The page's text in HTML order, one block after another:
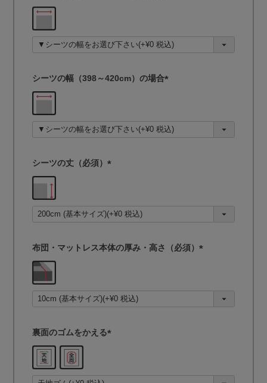
須
)
シーツの幅（398～420cm）の場合
須
)
シーツの丈（必須）
須
)
布団・マットレス本体の厚み・高さ（必須）
須
)
裏面のゴムをかえる
須